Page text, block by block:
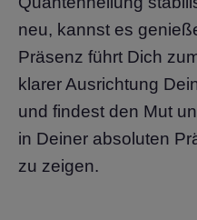
neu, kannst es
Präsenz führt Dich
klarer Ausrichtung
und findest den Mut
in Deiner absoluten
zu zeigen.